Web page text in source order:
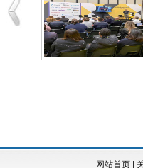
网站首页